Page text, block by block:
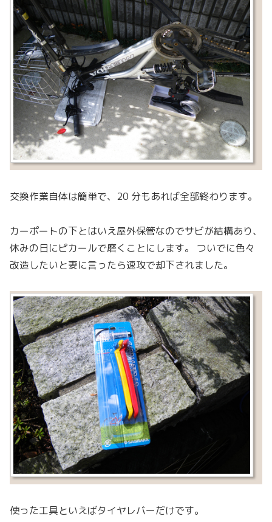
交換作業自体は簡単で、20 分もあれば全部終わります。
カーポートの下とはいえ屋外保管なのでサビが結構あり、
休みの日にピカールで磨くことにします。 ついでに色々
改造したいと妻に言ったら速攻で却下されました。
使った工具といえばタイヤレバーだけです。